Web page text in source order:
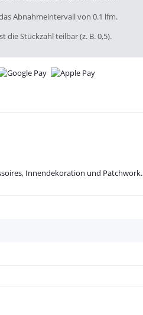
Abnahmeintervall von 0.1 lfm.
die Stückzahl teilbar (z. B. 0,5).
Innendekoration und Patchwork.